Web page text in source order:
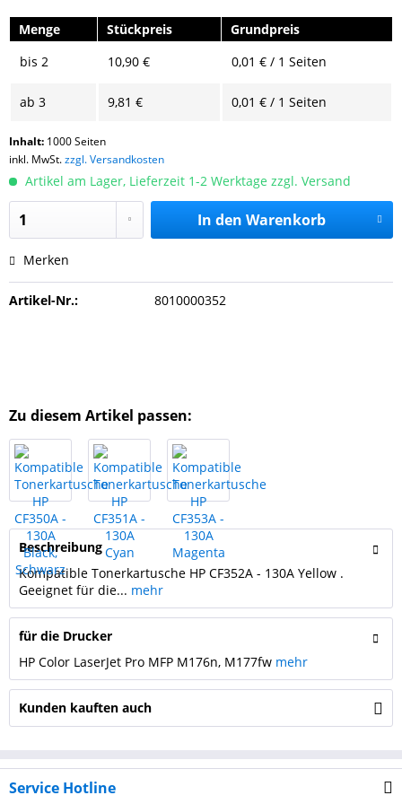
Menge Stückpreis
Grundpreis
bis 2 10,90 € 0,01 € / 1 Seiten
ab 3 9,81 € 0,01 € / 1 Seiten
Inhalt: 1000 Seiten
inkl. MwSt.zzgl. Versandkosten
Artikel am Lager, Lieferzeit 1-2 Werktage zzgl. Versand
In den Warenkorb
Merken
Artikel-Nr.: 8010000352
Zu diesem Artikel passen:
Beschreibung
Kompatible Tonerkartusche HP CF352A - 130A Yellow .
Geeignet für die... mehr
für die Drucker
HP Color LaserJet Pro MFP M176n, M177fw mehr
Kunden kauften auch
Service Hotline